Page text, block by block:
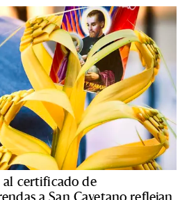
al certificado de